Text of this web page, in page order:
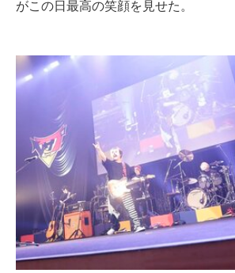
がこの日最高の笑顔を見せた。